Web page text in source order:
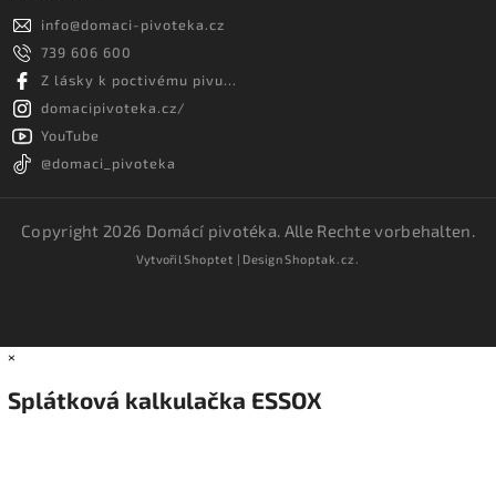
info@domaci-pivoteka.cz
739 606 600
Z lásky k poctivému pivu...
domacipivoteka.cz/
YouTube
@domaci_pivoteka
Copyright 2026 Domácí pivotéka. Alle Rechte vorbehalten.
VytvořilShoptet | DesignShoptak.cz.
×
Splátková kalkulačka ESSOX